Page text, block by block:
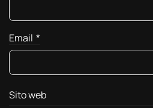
Email *
Sito web